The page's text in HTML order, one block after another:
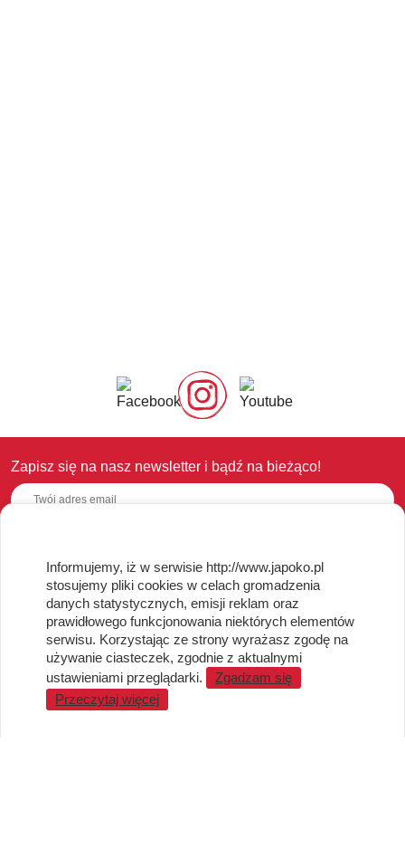
Zapisz się na nasz newsletter i bądź na bieżąco!
OBSŁUGA KLIENTA
Regulamin i Polityka Cookies
Dostawa, Reklamacje i Zwroty
Metody płatności
Standardy jakości i bezpieczeństwa
WARTO WIEDZIEĆ
Informujemy, iż w serwisie http://www.japoko.pl
stosujemy pliki cookies w celach gromadzenia
danych statystycznych, emisji reklam oraz
prawidłowego funkcjonowania niektórych elementów
serwisu. Korzystając ze strony wyrażasz zgodę na
używanie ciasteczek, zgodnie z aktualnymi
ustawieniami przeglądarki.
Zgadzam się
Przeczytaj więcej